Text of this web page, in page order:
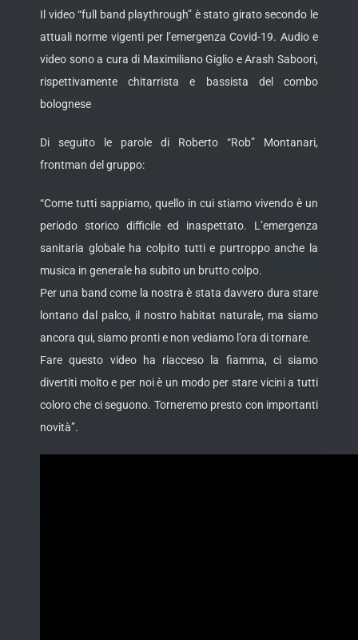
Il video “full band playthrough” è stato girato secondo le
attuali norme vigenti per l’emergenza Covid-19. Audio e
video sono a cura di Maximiliano Giglio e Arash Saboori,
rispettivamente chitarrista e bassista del combo
bolognese
Di seguito le parole di Roberto “Rob” Montanari,
frontman del gruppo:
“Come tutti sappiamo, quello in cui stiamo vivendo è un
periodo storico difficile ed inaspettato. L’emergenza
sanitaria globale ha colpito tutti e purtroppo anche la
musica in generale ha subito un brutto colpo.
Per una band come la nostra è stata davvero dura stare
lontano dal palco, il nostro habitat naturale, ma siamo
ancora qui, siamo pronti e non vediamo l’ora di tornare.
Fare questo video ha riacceso la fiamma, ci siamo
divertiti molto e per noi è un modo per stare vicini a tutti
coloro che ci seguono. Torneremo presto con importanti
novità”.